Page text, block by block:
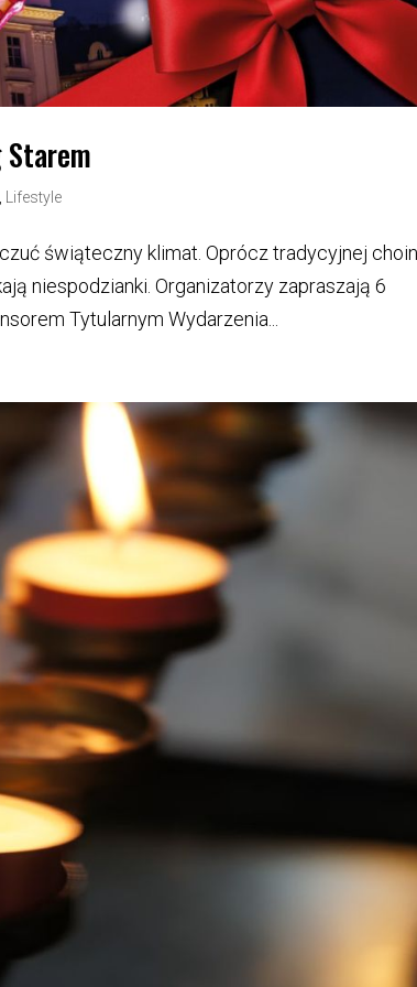
Starem
, Lifestyle
świąteczny klimat. Oprócz tradycyjnej
niespodzianki. Organizatorzy zapraszają 6
Tytularnym Wydarzenia...